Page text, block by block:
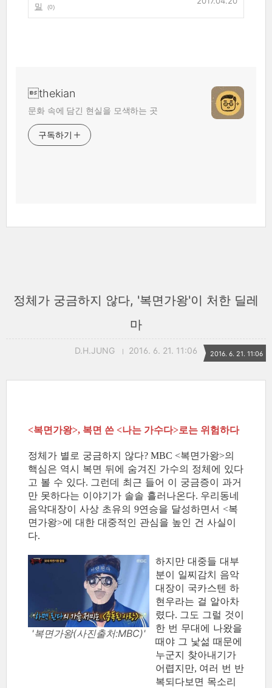
밀 (0)
thekian
문화 속에 담긴 현실을 모색하는 곳
구독하기
정체가 궁금하지 않다, '복면가왕'이 처한 딜레
마
D.H.JUNG 2016. 6. 21. 11:06 2016. 6. 21. 11:06
<복면가왕>, 복면 쓴 <나는 가수다>로는 위험하다
정체가 별로 궁금하지 않다? MBC <복면가왕>의
핵심은 역시 복면 뒤에 숨겨진 가수의 정체에 있다
고 볼 수 있다. 그런데 최근 들어 이 궁금증이 과거
만 못하다는 이야기가 솔솔 흘러나온다. 우리동네
음악대장이 사상 초유의 9연승을 달성하면서 <복
면가왕>에 대한 대중적인 관심을 높인 건 사실이
다.
'복면가왕(사진출처:MBC)'
하지만 대중들 대부
분이 일찌감치 음악
대장이 국카스텐 하
현우라는 걸 알아차
렸다. 그도 그럴 것이
한 번 무대에 나왔을
때야 그 낯섦 때문에
누군지 찾아내기가
어렵지만, 여러 번 반
복되다보면 목소리